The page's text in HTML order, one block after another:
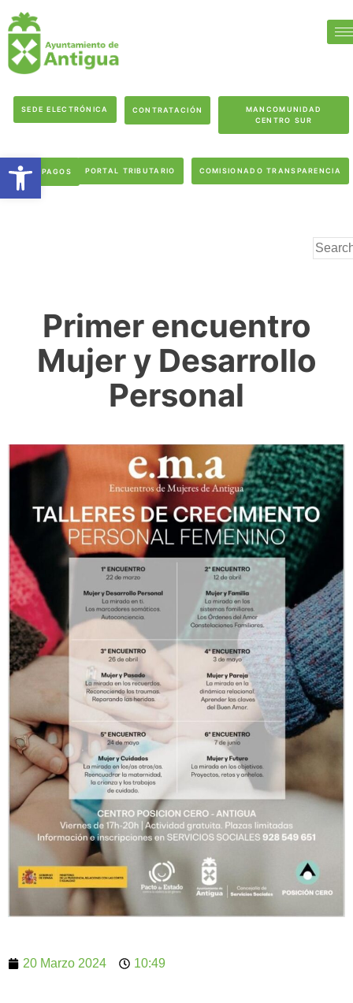
SEDE ELECTRÓNICA CONTRATACIÓN
MANCOMUNIDAD
CENTRO SUR
PAGOS PORTAL TRIBUTARIO COMISIONADO TRANSPARENCIA
Primer encuentro
Mujer y Desarrollo
Personal
20 Marzo 2024 10:49
Abrir barra de herramientas